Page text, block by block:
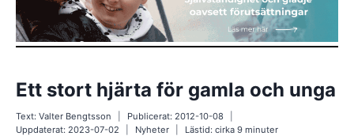
Ett stort hjärta för gamla och unga
Text: Valter Bengtsson Publicerat: 2012-10-08
Uppdaterat: 2023-07-02 Nyheter Lästid: cirka9minuter